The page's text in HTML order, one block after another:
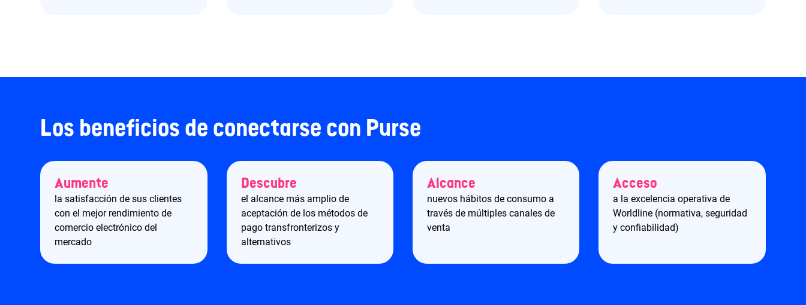
Los beneficios de conectarse con Purse
Aumente
la satisfacción de sus clientes
con el mejor rendimiento de
comercio electrónico del
mercado
Descubre
el alcance más amplio de
aceptación de los métodos de
pago transfronterizos y
alternativos
Alcance
nuevos hábitos de consumo a
través de múltiples canales de
venta
Acceso
a la excelencia operativa de
Worldline (normativa, seguridad
y confiabilidad)